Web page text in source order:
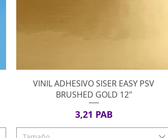
Vista rápida
VINIL ADHESIVO SISER EASY PSV
BRUSHED GOLD 12"
Precio
3,21 PAB